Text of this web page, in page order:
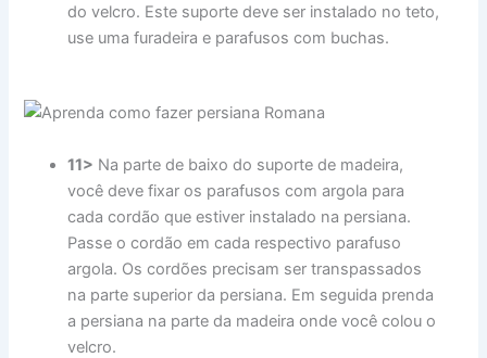
do velcro. Este suporte deve ser instalado no teto,
use uma furadeira e parafusos com buchas.
11> Na parte de baixo do suporte de madeira,
você deve fixar os parafusos com argola para
cada cordão que estiver instalado na persiana.
Passe o cordão em cada respectivo parafuso
argola. Os cordões precisam ser transpassados
na parte superior da persiana. Em seguida prenda
a persiana na parte da madeira onde você colou o
velcro.